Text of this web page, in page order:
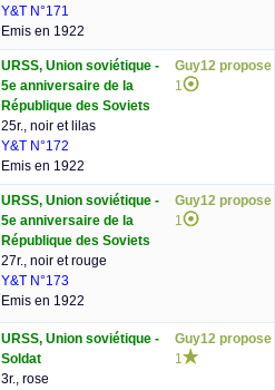
Y&T N°171
Emis en 1922
URSS, Union soviétique -
5e anniversaire de la
République des Soviets
25r., noir et lilas
Y&T N°172
Emis en 1922
Guy12 propose
1
URSS, Union soviétique -
5e anniversaire de la
République des Soviets
27r., noir et rouge
Y&T N°173
Emis en 1922
Guy12 propose
1
URSS, Union soviétique -
Soldat
3r., rose
Guy12 propose
1